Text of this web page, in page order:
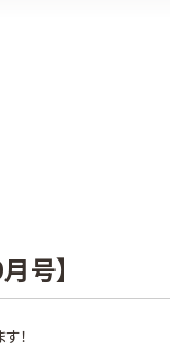
号】
！